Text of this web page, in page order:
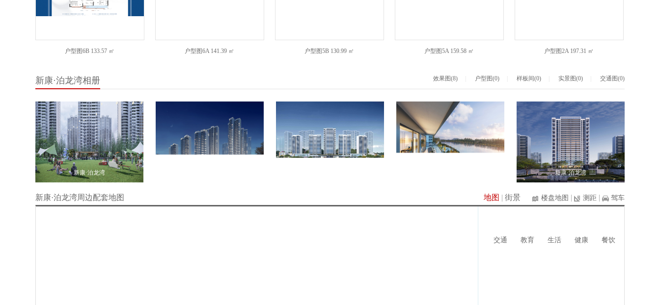
户型图6B133.57 ㎡ 户型图6A141.39 ㎡ 户型图5B130.99 ㎡ 户型图5A159.58 ㎡ 户型图2A197.31 ㎡
新康·泊龙湾相册 效果图(8) 户型图(0) 样板间(0) 实景图(0) 交通图(0)
新康·泊龙湾 新康·泊龙湾
地图 | 街景 楼盘地图 | 测距 | 驾车
新康·泊龙湾周边配套地图
交通 教育 生活 健康 餐饮